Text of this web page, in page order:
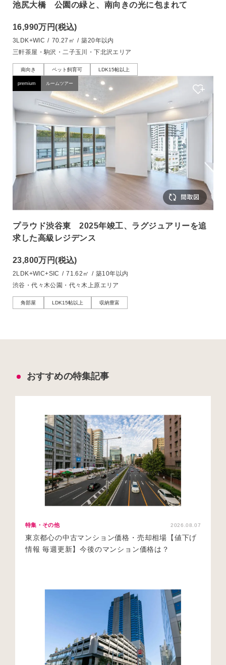
池尻大橋 公園の緑と、南向きの光に包まれて
16,990万円(税込)
3LDK+WIC / 70.27㎡ / 築20年以内
三軒茶屋・駒沢・二子玉川・下北沢エリア
南向き ペット飼育可 LDK15帖以上
premium ルームツアー
プラウド渋谷東 2025年竣工、ラグジュアリーを追
求した高級レジデンス
23,800万円(税込)
2LDK+WIC+SIC / 71.62㎡ / 築10年以内
渋谷・代々木公園・代々木上原エリア
角部屋 LDK15帖以上 収納豊富
おすすめの特集記事
特集・その他 2026.08.07
東京都心の中古マンション価格・売却相場【値下げ
情報 毎週更新】今後のマンション価格は？